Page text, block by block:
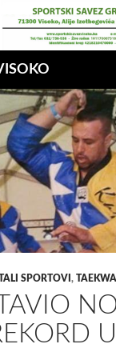
SPORTOVI ,
U